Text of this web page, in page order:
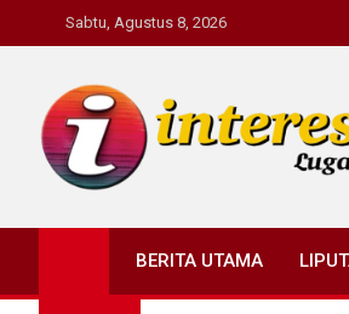
to
Sabtu, Agustus 8, 2026
BERITA UTAMA